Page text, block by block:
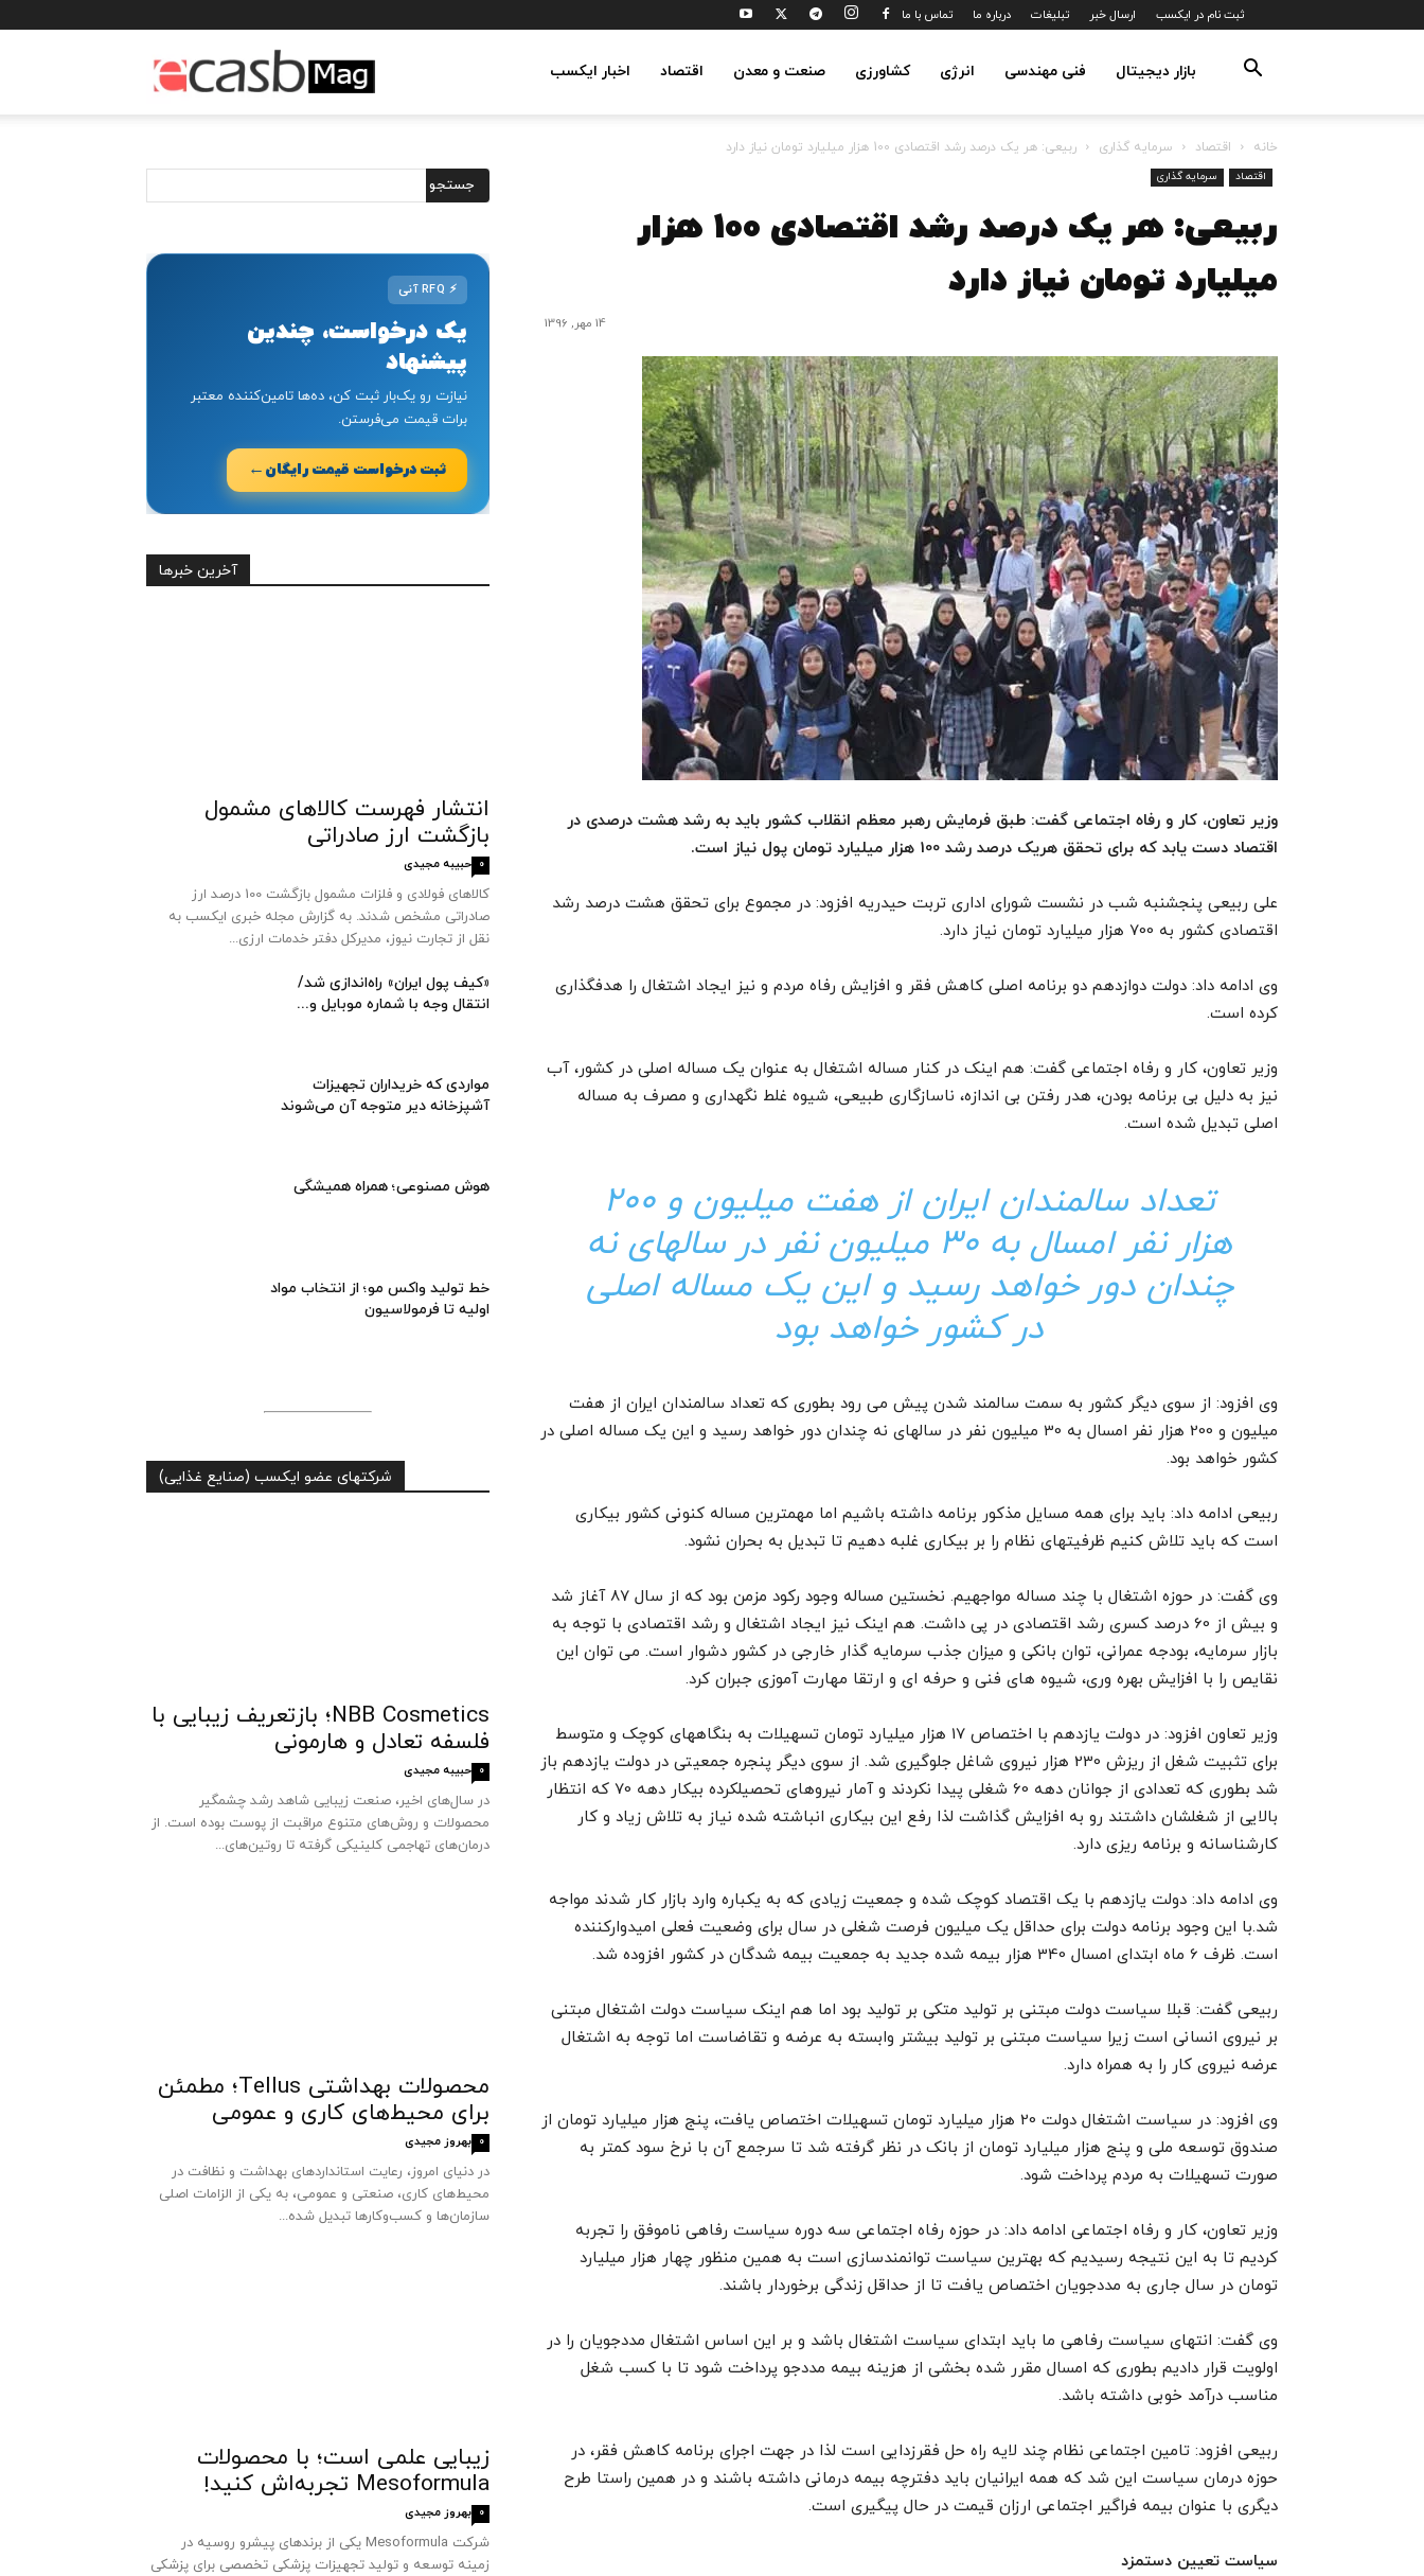
ثبت نام در ایکسب ارسال خبر تبلیغات درباره ما تماس با ما
اخبار ایکسب اقتصاد صنعت و معدن کشاورزی انرژی فنی مهندسی بازار دیجیتال
خانه اقتصاد سرمایه گذاری ربیعی: هر یک درصد رشد اقتصادی 100 هزار میلیارد تومان نیاز دارد
اقتصاد سرمایه گذاری
ربیعی: هر یک درصد رشد اقتصادی 100 هزار
میلیارد تومان نیاز دارد
14 مهر, 1396
وزیر تعاون، کار و رفاه اجتماعی گفت: طبق فرمایش رهبر معظم انقلاب کشور باید به رشد هشت درصدی در
اقتصاد دست یابد که برای تحقق هریک درصد رشد 100 هزار میلیارد تومان پول نیاز است.
علی ربیعی پنجشنبه شب در نشست شورای اداری تربت حیدریه افزود: در مجموع برای تحقق هشت درصد رشد
اقتصادی کشور به 700 هزار میلیارد تومان نیاز دارد.
وی ادامه داد: دولت دوازدهم دو برنامه اصلی کاهش فقر و افزایش رفاه مردم و نیز ایجاد اشتغال را هدفگذاری
کرده است.
وزیر تعاون، کار و رفاه اجتماعی گفت: هم اینک در کنار مساله اشتغال به عنوان یک مساله اصلی در کشور، آب
نیز به دلیل بی برنامه بودن، هدر رفتن بی اندازه، ناسازگاری طبیعی، شیوه غلط نگهداری و مصرف به مساله
اصلی تبدیل شده است.
تعداد سالمندان ایران از هفت میلیون و 200
هزار نفر امسال به 30 میلیون نفر در سالهای نه
چندان دور خواهد رسید و این یک مساله اصلی
در کشور خواهد بود
وی افزود: از سوی دیگر کشور به سمت سالمند شدن پیش می رود بطوری که تعداد سالمندان ایران از هفت
میلیون و 200 هزار نفر امسال به 30 میلیون نفر در سالهای نه چندان دور خواهد رسید و این یک مساله اصلی در
کشور خواهد بود.
ربیعی ادامه داد: باید برای همه مسایل مذکور برنامه داشته باشیم اما مهمترین مساله کنونی کشور بیکاری
است که باید تلاش کنیم ظرفیتهای نظام را بر بیکاری غلبه دهیم تا تبدیل به بحران نشود.
وی گفت: در حوزه اشتغال با چند مساله مواجهیم. نخستین مساله وجود رکود مزمن بود که از سال 87 آغاز شد
و بیش از 60 درصد کسری رشد اقتصادی در پی داشت. هم اینک نیز ایجاد اشتغال و رشد اقتصادی با توجه به
بازار سرمایه، بودجه عمرانی، توان بانکی و میزان جذب سرمایه گذار خارجی در کشور دشوار است. می توان این
نقایص را با افزایش بهره وری، شیوه های فنی و حرفه ای و ارتقا مهارت آموزی جبران کرد.
وزیر تعاون افزود: در دولت یازدهم با اختصاص 17 هزار میلیارد تومان تسهیلات به بنگاههای کوچک و متوسط
برای تثبیت شغل از ریزش 230 هزار نیروی شاغل جلوگیری شد. از سوی دیگر پنجره جمعیتی در دولت یازدهم باز
شد بطوری که تعدادی از جوانان دهه 60 شغلی پیدا نکردند و آمار نیروهای تحصیلکرده بیکار دهه 70 که انتظار
بالایی از شغلشان داشتند رو به افزایش گذاشت لذا رفع این بیکاری انباشته شده نیاز به تلاش زیاد و کار
کارشناسانه و برنامه ریزی دارد.
وی ادامه داد: دولت یازدهم با یک اقتصاد کوچک شده و جمعیت زیادی که به یکباره وارد بازار کار شدند مواجه
شد.با این وجود برنامه دولت برای حداقل یک میلیون فرصت شغلی در سال برای وضعیت فعلی امیدوارکننده
است. ظرف 6 ماه ابتدای امسال 340 هزار بیمه شده جدید به جمعیت بیمه شدگان در کشور افزوده شد.
ربیعی گفت: قبلا سیاست دولت مبتنی بر تولید متکی بر تولید بود اما هم اینک سیاست دولت اشتغال مبتنی
بر نیروی انسانی است زیرا سیاست مبتنی بر تولید بیشتر وابسته به عرضه و تقاضاست اما توجه به اشتغال
عرضه نیروی کار را به همراه دارد.
وی افزود: در سیاست اشتغال دولت 20 هزار میلیارد تومان تسهیلات اختصاص یافت، پنج هزار میلیارد تومان از
صندوق توسعه ملی و پنج هزار میلیارد تومان از بانک در نظر گرفته شد تا سرجمع آن با نرخ سود کمتر به
صورت تسهیلات به مردم پرداخت شود.
وزیر تعاون، کار و رفاه اجتماعی ادامه داد: در حوزه رفاه اجتماعی سه دوره سیاست رفاهی ناموفق را تجربه
کردیم تا به این نتیجه رسیدیم که بهترین سیاست توانمندسازی است به همین منظور چهار هزار میلیارد
تومان در سال جاری به مددجویان اختصاص یافت تا از حداقل زندگی برخوردار باشند.
وی گفت: انتهای سیاست رفاهی ما باید ابتدای سیاست اشتغال باشد و بر این اساس اشتغال مددجویان را در
اولویت قرار دادیم بطوری که امسال مقرر شده بخشی از هزینه بیمه مددجو پرداخت شود تا با کسب شغل
مناسب درآمد خوبی داشته باشد.
ربیعی افزود: تامین اجتماعی نظام چند لایه راه حل فقرزدایی است لذا در جهت اجرای برنامه کاهش فقر، در
حوزه درمان سیاست این شد که همه ایرانیان باید دفترچه بیمه درمانی داشته باشند و در همین راستا طرح
دیگری با عنوان بیمه فراگیر اجتماعی ارزان قیمت در حال پیگیری است.
سیاست تعیین دستمزد
⚡
یک درخواست، چندین
پیشنهاد
نیازت رو یک‌بار ثبت کن، ده‌ها تامین‌کننده معتبر
برات قیمت می‌فرستن.
ثبت درخواست قیمت رایگان ←
آخرین خبرها
انتشار فهرست کالاهای مشمول
بازگشت ارز صادراتی
حبیبه مجیدی 0
کالاهای فولادی و فلزات مشمول بازگشت 100 درصد ارز
صادراتی مشخص شدند. به گزارش مجله خبری ایکسب به
نقل از تجارت نیوز، مدیرکل دفتر خدمات ارزی...
«کیف پول ایران» راه‌اندازی شد/
انتقال وجه با شماره موبایل و...
مواردی که خریداران تجهیزات
آشپزخانه دیر متوجه آن می‌شوند
هوش مصنوعی؛ همراه همیشگی
خط تولید واکس مو؛ از انتخاب مواد
اولیه تا فرمولاسیون
شرکتهای عضو ایکسب (صنایع غذایی)
NBB Cosmetics؛ بازتعریف زیبایی با
فلسفه تعادل و هارمونی
حبیبه مجیدی 0
در سال‌های اخیر، صنعت زیبایی شاهد رشد چشمگیر
محصولات و روش‌های متنوع مراقبت از پوست بوده است. از
درمان‌های تهاجمی کلینیکی گرفته تا روتین‌های...
محصولات بهداشتی Tellus؛ مطمئن
برای محیط‌های کاری و عمومی
بهروز مجیدی 0
در دنیای امروز، رعایت استانداردهای بهداشت و نظافت در
محیط‌های کاری، صنعتی و عمومی، به یکی از الزامات اصلی
سازمان‌ها و کسب‌وکارها تبدیل شده...
زیبایی علمی است؛ با محصولات
Mesoformula تجربه‌اش کنید!
بهروز مجیدی 0
شرکت Mesoformula یکی از برندهای پیشرو روسیه در
زمینه توسعه و تولید تجهیزات پزشکی تخصصی برای پزشکی